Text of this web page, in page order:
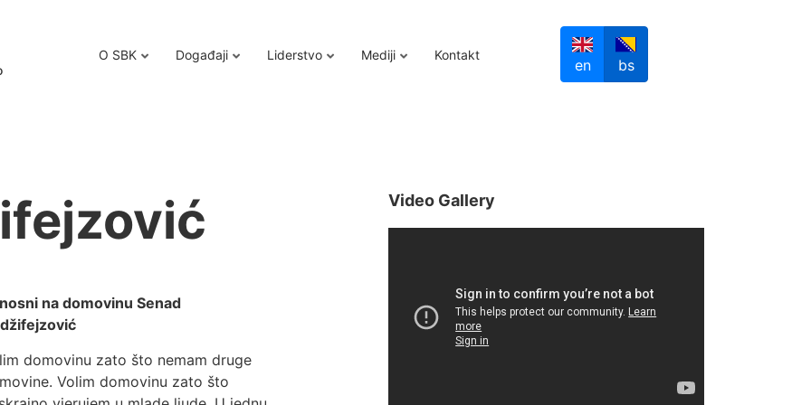
O SBK Događaji Liderstvo Mediji Kontakt
en bs
na domovinu Senad
domovinu zato što nemam druge
Volim domovinu zato što
Video Gallery